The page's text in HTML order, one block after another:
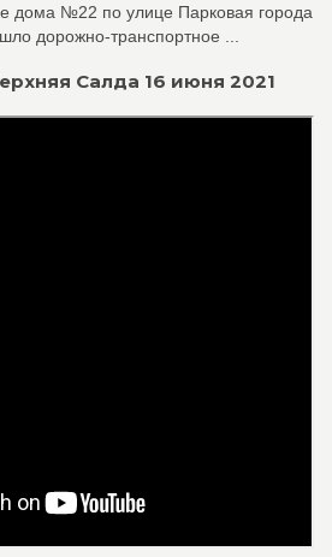
дома №22 по улице Парковая города
дорожно-транспортное ...
Салда 16 июня 2021